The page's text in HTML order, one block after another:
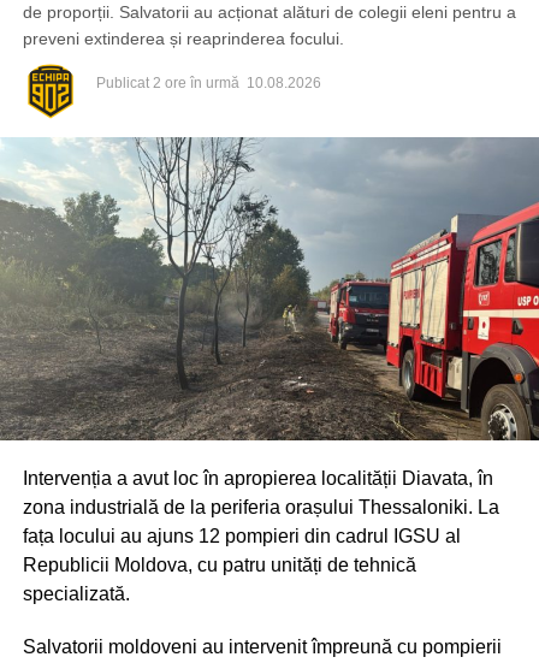
În dosar este cercetat în stare de libertate un cetățean al
Republicii Moldova, în vârstă de 38 de ani.
Oamenii legii continuă acțiunile procesual-penale pentru
circumstanțelor și identificarea tuturor persoanelor
implicate.
de proporții. Salvatorii au acționat alături de colegii eleni pentru a
preveni extinderea și reaprinderea focului.
Publicat 2 ore în urmă 10.08.2026
Intervenția a avut loc în apropierea localității Diavata, în
zona industrială de la periferia orașului Thessaloniki. La
fața locului au ajuns 12 pompieri din cadrul IGSU al
Republicii Moldova, cu patru unități de tehnică
specializată.
Salvatorii moldoveni au intervenit împreună cu pompierii